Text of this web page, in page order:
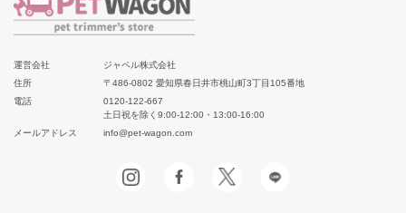
運営会社
ジャペル株式会社
住所
〒486-0802 愛知県春日井市桃山町3丁目105番地
電話
0120-122-667
土日祝を除く9:00-12:00・13:00-16:00
メールアドレス
info@pet-wagon.com